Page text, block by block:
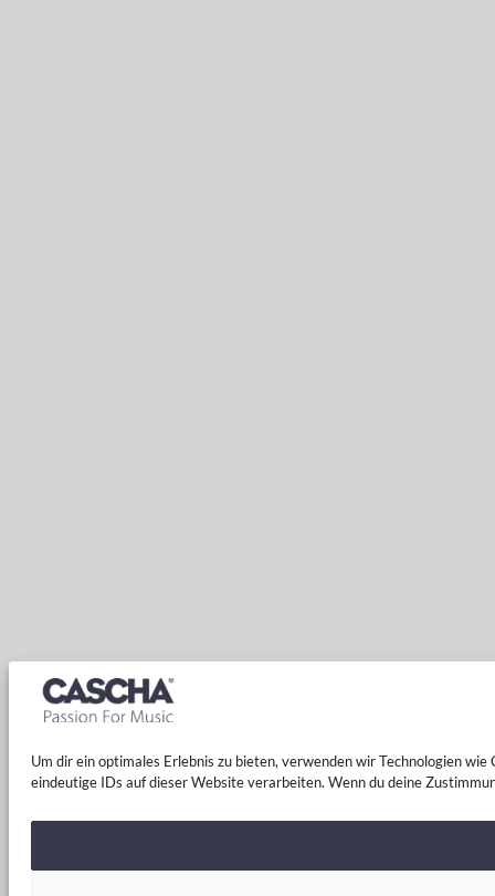
Um dir ein optimales Erlebnis zu bieten, verwenden wir Technologien
eindeutige IDs auf dieser Website verarbeiten. Wenn du deine